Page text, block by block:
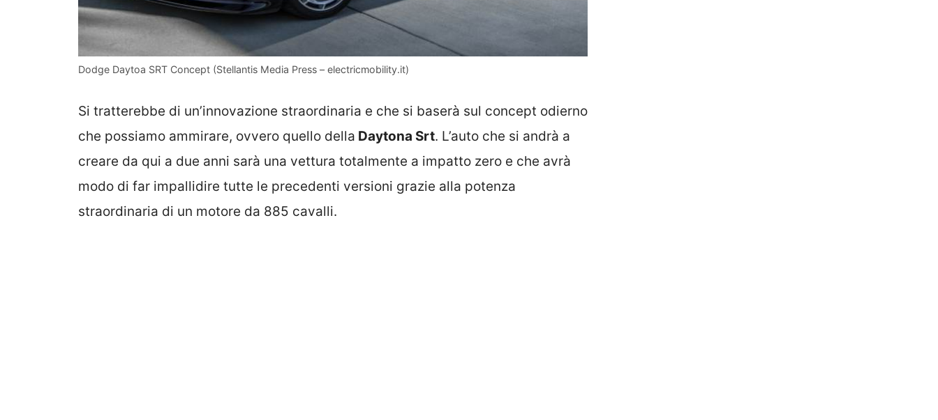
Dodge Daytoa SRT Concept (Stellantis Media Press – electricmobility.it)
Si tratterebbe di un’innovazione straordinaria e che si baserà sul concept odierno
che possiamo ammirare, ovvero quello della Daytona Srt. L’auto che si andrà a
creare da qui a due anni sarà una vettura totalmente a impatto zero e che avrà
modo di far impallidire tutte le precedenti versioni grazie alla potenza
straordinaria di un motore da 885 cavalli.